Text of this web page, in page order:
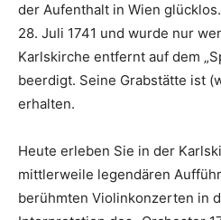
der Aufenthalt in Wien
28. Juli 1741 und wurde nur
Karlskirche entfernt auf dem
beerdigt. Seine Grabstätte ist
erhalten.
Heute erleben Sie in der
mittlerweile legendären
berühmten Violinkonzerten in